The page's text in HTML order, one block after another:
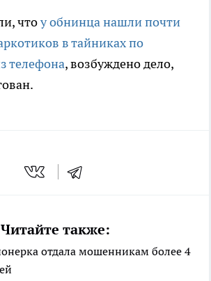
чтоу обнинца нашли почти
в тайниках по
телефона, возбуждено дело,
Читайте также:
отдала мошенникам более 4